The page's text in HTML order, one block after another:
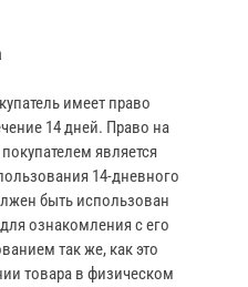
имеет право
14 дней. Право на
является
14‑дневного
быть использован
ознакомления с его
так же, как это
товара в физическом